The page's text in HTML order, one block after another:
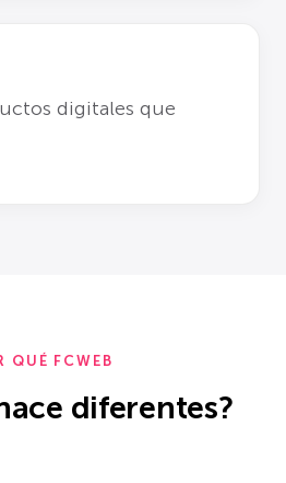
digitales que
QUÉ FCWEB
diferentes?